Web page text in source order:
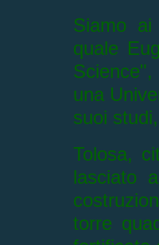
Siamo
quale
una
suoi
Tolosa,
lasciato
torre